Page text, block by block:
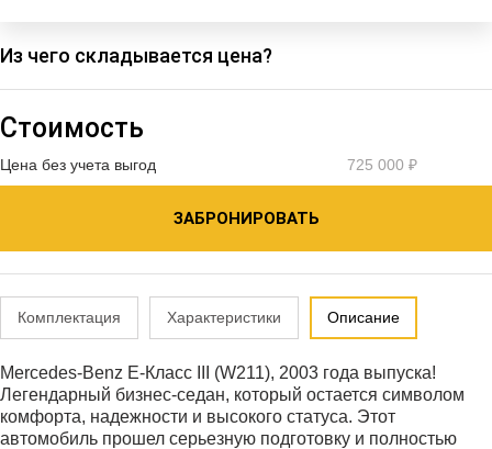
Из чего складывается цена?
Стоимость
Цена без учета выгод 725 000 ₽
ЗАБРОНИРОВАТЬ
Комплектация Характеристики Описание
Mercedes-Benz E-Класс III (W211), 2003 года выпуска!
Легендарный бизнес-седан, который остается символом
комфорта, надежности и высокого статуса. Этот
автомобиль прошел серьезную подготовку и полностью